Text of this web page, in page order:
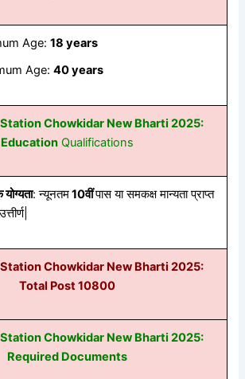
Age: 18 years
Age: 40 years
Chowkidar New Bharti 2025:
Education Qualifications
:न्यूनतम10वींपास या समकक्ष मान्यता प्राप्त
Chowkidar New Bharti 2025:
Total Post 10800
Chowkidar New Bharti 2025:
Required Documents